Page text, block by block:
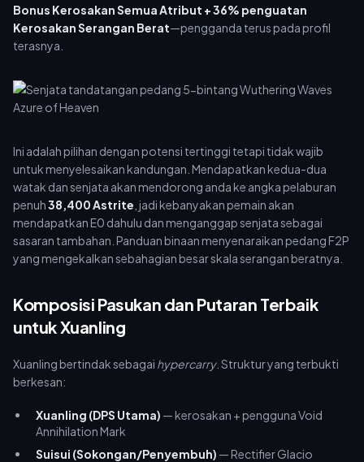
Bonus Kerosakan Semua Atribut + 36% penguatan
Kerosakan Serangan Berat—pengganda terus pada profil
terasnya.
Ini adalah pilihan dengan potensi tertinggi tetapi tidak wajib
untuk menyelesaikan kandungan. Mendapatkan kedua-dua
watak dan senjata akan mendorong anda ke angka pelaburan
penuh38,400 Astrite , jadi kebanyakan pemain akan
mendapatkan E0 dahulu dan menganggap senjata sebagai
sasaran tambahan. Panduan binaan menyenaraikan pedang F2P
yang mengekalkan sebahagian besar skala serangan beratnya.
Komposisi Pasukan dan Putaran Terbaik
untuk Xuanling
Xuanling bertindak sebagai hypercarry. Struktur yang terbukti
berkesan:
Xuanling (DPS Utama) — kerosakan + pengguna Void
Annihilation Mark
Suisui (Sokongan/Penyembuh) — Rectifier Glacio